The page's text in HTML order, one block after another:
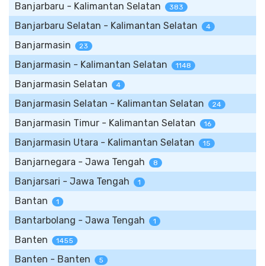
Banjarbaru - Kalimantan Selatan 383
Banjarbaru Selatan - Kalimantan Selatan 4
Banjarmasin 23
Banjarmasin - Kalimantan Selatan 1148
Banjarmasin Selatan 4
Banjarmasin Selatan - Kalimantan Selatan 24
Banjarmasin Timur - Kalimantan Selatan 16
Banjarmasin Utara - Kalimantan Selatan 15
Banjarnegara - Jawa Tengah 8
Banjarsari - Jawa Tengah 1
Bantan 1
Bantarbolang - Jawa Tengah 1
Banten 1455
Banten - Banten 5